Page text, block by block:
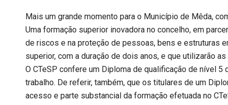
Mais um grande momento para o Município de Mêda,
Uma formação superior inovadora no concelho, em
de riscos e na proteção de pessoas, bens e estruturas
superior, com a duração de dois anos, e que utilizarão
O CTeSP confere um Diploma de qualificação de nível
trabalho. De referir, também, que os titulares de um
acesso e parte substancial da formação efetuada no